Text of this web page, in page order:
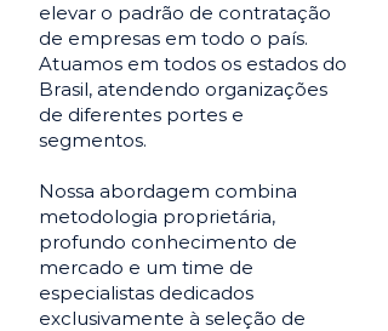
elevar o padrão de contratação
de empresas em todo o país.
Atuamos em todos os estados do
Brasil, atendendo organizações
de diferentes portes e
segmentos.
Nossa abordagem combina
metodologia proprietária,
profundo conhecimento de
mercado e um time de
especialistas dedicados
exclusivamente à seleção de